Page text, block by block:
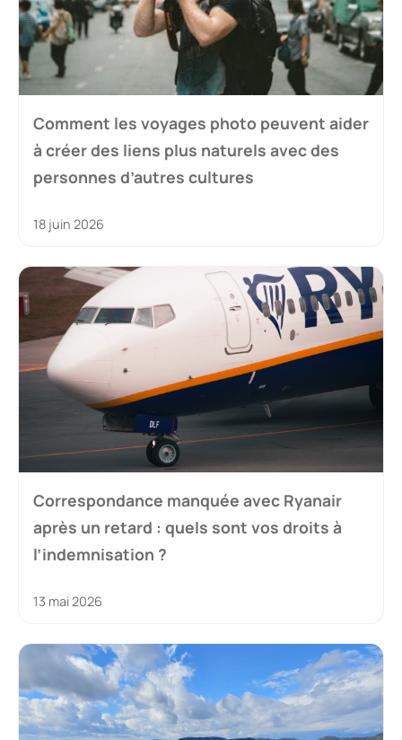
Comment les voyages photo peuvent aider
à créer des liens plus naturels avec des
personnes d’autres cultures
18 juin 2026
Correspondance manquée avec Ryanair
après un retard : quels sont vos droits à
l’indemnisation ?
13 mai 2026